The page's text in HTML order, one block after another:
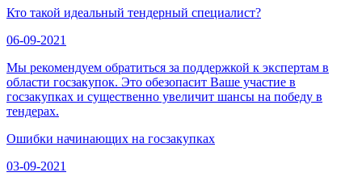
Кто такой идеальный тендерный специалист?
06-09-2021
Мы рекомендуем обратиться за поддержкой к экспертам в
области госзакупок. Это обезопасит Ваше участие в
госзакупках и существенно увеличит шансы на победу в
тендерах.
Ошибки начинающих на госзакупках
03-09-2021